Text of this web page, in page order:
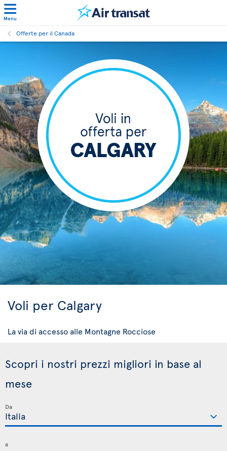
Menu
Offerte per il Canada
Voli per Calgary
La via di accesso alle Montagne Rocciose
Scopri i nostri prezzi migliori in base al
mese
Da
a